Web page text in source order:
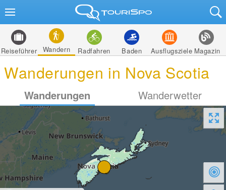
Reiseführer Wandern Radfahren Baden Ausflugsziele Magazin
Wanderungen in Nova Scotia
Wanderungen Wanderwetter